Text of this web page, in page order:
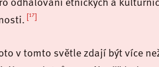
[17]
v tomto světle zdají být více